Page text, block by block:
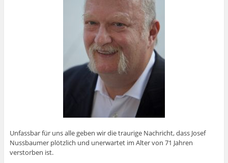
Unfassbar für uns alle geben wir die traurige Nachricht, dass Josef
Nussbaumer plötzlich und unerwartet im Alter von 71 Jahren
verstorben ist.